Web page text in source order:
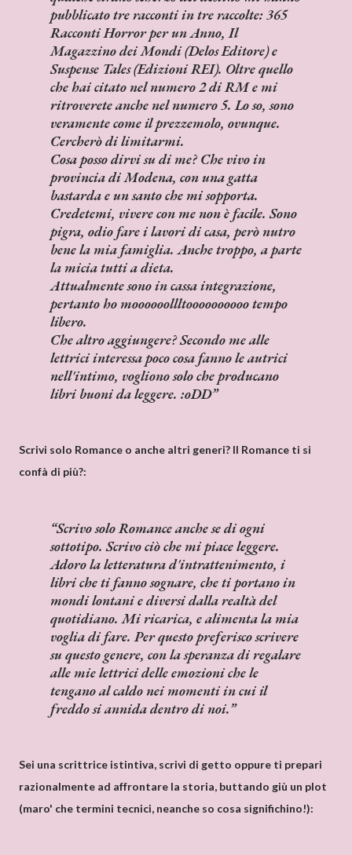
pubblicato tre racconti in tre raccolte: 365
Racconti Horror per un Anno, Il
Magazzino dei Mondi (Delos Editore) e
Suspense Tales (Edizioni REI). Oltre quello
che hai citato nel numero 2 di RM e mi
ritroverete anche nel numero 5. Lo so, sono
veramente come il prezzemolo, ovunque.
Cercherò di limitarmi.
Cosa posso dirvi su di me? Che vivo in
provincia di Modena, con una gatta
bastarda e un santo che mi sopporta.
Credetemi, vivere con me non è facile. Sono
pigra, odio fare i lavori di casa, però nutro
bene la mia famiglia. Anche troppo, a parte
la micia tutti a dieta.
Attualmente sono in cassa integrazione,
pertanto ho moooooollltoooooooooo tempo
libero.
Che altro aggiungere? Secondo me alle
lettrici interessa poco cosa fanno le autrici
nell'intimo, vogliono solo che producano
libri buoni da leggere. :oDD
Scrivi solo Romance o anche altri generi? Il Romance ti si
confà di più?:
Scrivo solo Romance anche se di ogni
sottotipo. Scrivo ciò che mi piace leggere.
Adoro la letteratura d'intrattenimento, i
libri che ti fanno sognare, che ti portano in
mondi lontani e diversi dalla realtà del
quotidiano. Mi ricarica, e alimenta la mia
voglia di fare. Per questo preferisco scrivere
su questo genere, con la speranza di regalare
alle mie lettrici delle emozioni che le
tengano al caldo nei momenti in cui il
freddo si annida dentro di noi.
Sei una scrittrice istintiva, scrivi di getto oppure ti prepari
razionalmente ad affrontare la storia, buttando giù un plot
(maro' che termini tecnici, neanche so cosa significhino!):